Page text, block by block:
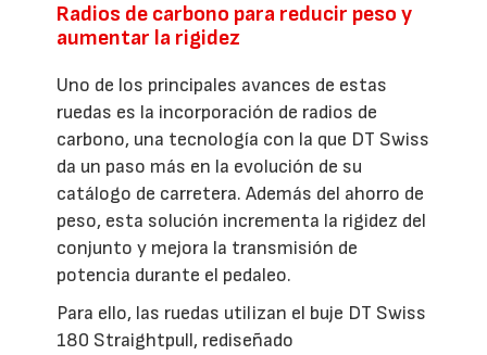
Radios de carbono para reducir peso y
aumentar la rigidez
Uno de los principales avances de estas
ruedas es la incorporación de radios de
carbono, una tecnología con la que DT Swiss
da un paso más en la evolución de su
catálogo de carretera. Además del ahorro de
peso, esta solución incrementa la rigidez del
conjunto y mejora la transmisión de
potencia durante el pedaleo.
Para ello, las ruedas utilizan el buje DT Swiss
180 Straightpull, rediseñado